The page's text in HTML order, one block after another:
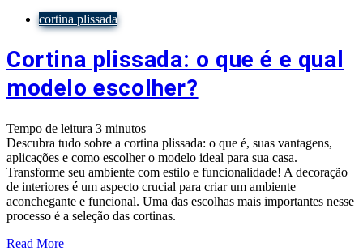
cortina plissada
Cortina plissada: o que é e qual
modelo escolher?
Tempo de leitura 3 minutos
Descubra tudo sobre a cortina plissada: o que é, suas vantagens,
aplicações e como escolher o modelo ideal para sua casa.
Transforme seu ambiente com estilo e funcionalidade! A decoração
de interiores é um aspecto crucial para criar um ambiente
aconchegante e funcional. Uma das escolhas mais importantes nesse
processo é a seleção das cortinas.
Read More